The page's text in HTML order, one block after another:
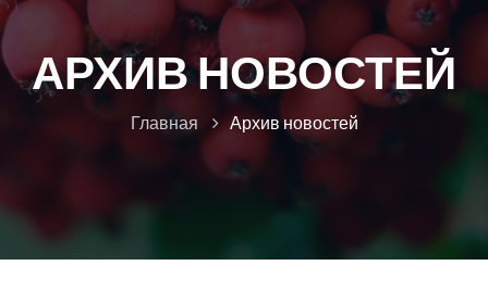
АРХИВ НОВОСТЕЙ
Главная Архив новостей